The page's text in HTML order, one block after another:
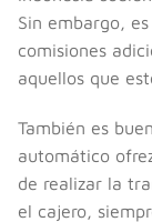
Sin embargo,
comisiones
aquellos que
También es
automático
de realizar la
el cajero,